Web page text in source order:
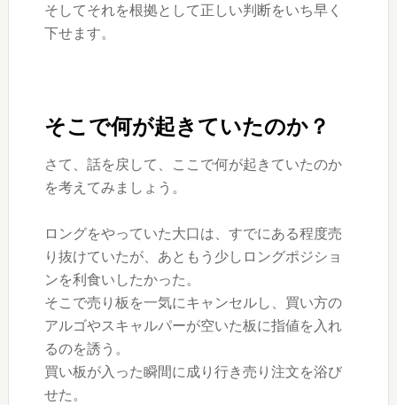
そしてそれを根拠として正しい判断をいち早く
下せます。
そこで何が起きていたのか？
さて、話を戻して、ここで何が起きていたのか
を考えてみましょう。
ロングをやっていた大口は、すでにある程度売
り抜けていたが、あともう少しロングポジショ
ンを利食いしたかった。
そこで売り板を一気にキャンセルし、買い方の
アルゴやスキャルパーが空いた板に指値を入れ
るのを誘う。
買い板が入った瞬間に成り行き売り注文を浴び
せた。